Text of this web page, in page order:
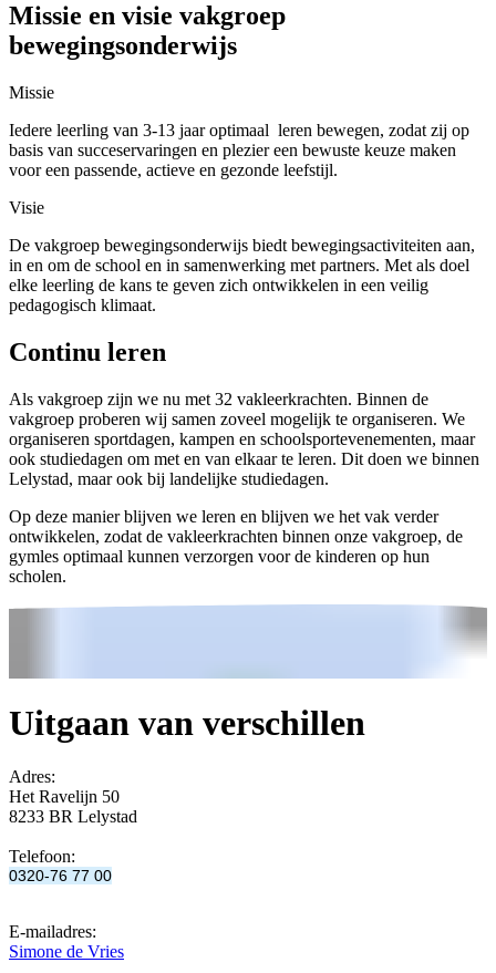
Missie en visie vakgroep
bewegingsonderwijs
Missie
Iedere leerling van 3-13 jaar optimaal leren bewegen, zodat zij op
basis van succeservaringen en plezier een bewuste keuze maken
voor een passende, actieve en gezonde leefstijl.
Visie
De vakgroep bewegingsonderwijs biedt bewegingsactiviteiten aan,
in en om de school en in samenwerking met partners. Met als doel
elke leerling de kans te geven zich ontwikkelen in een veilig
pedagogisch klimaat.
Continu leren
Als vakgroep zijn we nu met 32 vakleerkrachten. Binnen de
vakgroep proberen wij samen zoveel mogelijk te organiseren. We
organiseren sportdagen, kampen en schoolsportevenementen, maar
ook studiedagen om met en van elkaar te leren. Dit doen we binnen
Lelystad, maar ook bij landelijke studiedagen.
Op deze manier blijven we leren en blijven we het vak verder
ontwikkelen, zodat de vakleerkrachten binnen onze vakgroep, de
gymles optimaal kunnen verzorgen voor de kinderen op hun
scholen.
Uitgaan van verschillen
Adres:
Het Ravelijn 50
8233 BR Lelystad
Telefoon:
0320-76 77 00
E-mailadres:
Simone de Vries